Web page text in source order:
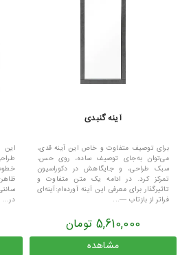
آینه گنبدی
برای توصیف متفاوت و خاص این آینه قدی،
می‌توان به‌جای توصیف ساده، روی حس،
سبک طراحی، و جایگاهش در دکوراسیون
تمرکز کرد. در ادامه یک متن متفاوت و
تاثیرگذار برای معرفی این آینه آورده‌ام:آینه‌ای
فراتر از بازتاب —...
5,610,000 تومان
مشاهده
این
در...